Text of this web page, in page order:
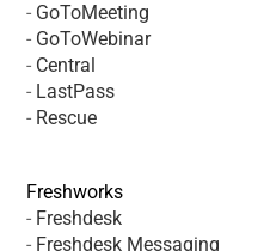
- GoToMeeting
- GoToWebinar
- Central
- LastPass
- Rescue
Freshworks
- Freshdesk
- Freshdesk Messaging